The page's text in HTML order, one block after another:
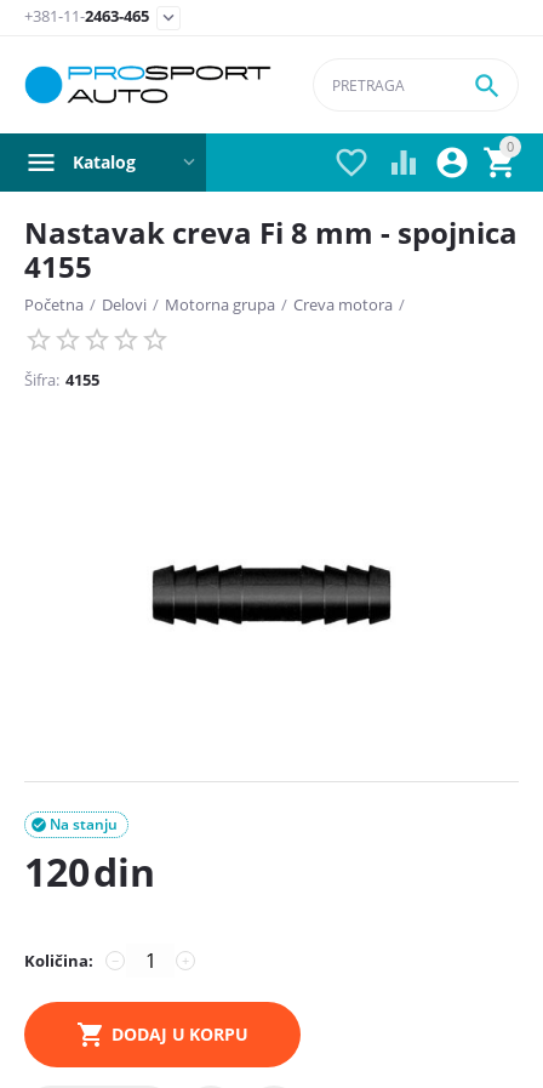
+381-11-2463-465 
0


 

Katalog
Nastavak creva Fi 8 mm - spojnica
4155
Početna / Delovi / Motorna grupa / Creva motora /
Šifra: 4155
Na stanju

120din
Količina: +
−
DODAJ U KORPU